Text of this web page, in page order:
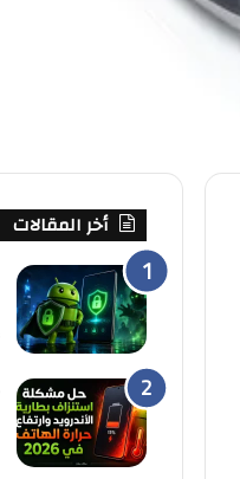
أخر المقالات